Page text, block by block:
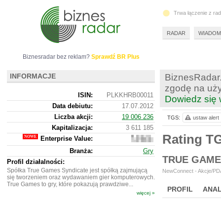
zgodę na
Dowiedz się
Rating
TRUE
NewConnect - Akcje/
PROFIL
TGS: ustaw alert
Biznesradar bez reklam? Sprawdź BR Plus
INFORMACJE
ISIN:
PLKKHRB00011
Data debiutu:
17.07.2012
Liczba akcji:
19 006 236
Kapitalizacja:
3 611 185
Enterprise Value:
4
727
185
Branża:
Gry
Profil działalności:
Spółka True Games Syndicate jest spółką zajmującą
się tworzeniem oraz wydawaniem gier komputerowych.
True Games to gry, które pokazują prawdziwe...
więcej »
Trwa łączenie z
RADAR